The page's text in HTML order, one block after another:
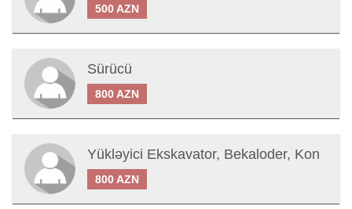
500 AZN
Sürücü
800 AZN
Yükləyici Ekskavator, Bekaloder, Kon
800 AZN